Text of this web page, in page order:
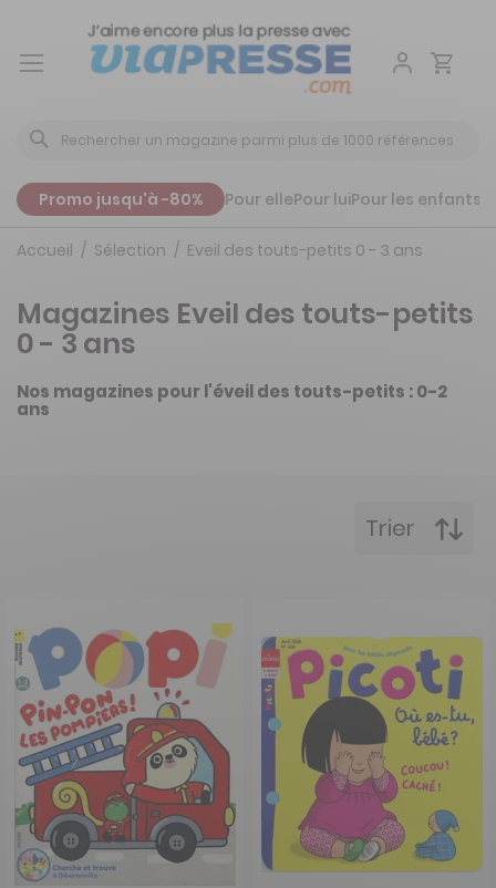
Aller
Promo jusqu'à -80% Pour ellePour luiPour les enfants
Accueil Sélection Eveil des touts-petits 0 - 3 ans
Magazines Eveil des touts-petits
0 - 3 ans
Nos magazines pour l'éveil des touts-petits : 0-2
ans
Trier